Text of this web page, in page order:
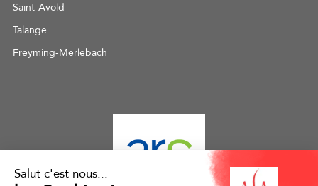
Saint-Avold
Talange
Freyming-Merlebach